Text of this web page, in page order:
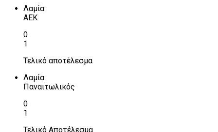
Λαμία
ΑΕΚ
0
1
Τελικό αποτέλεσμα
Λαμία
Παναιτωλικός
0
1
Τελικό Αποτέλεσμα